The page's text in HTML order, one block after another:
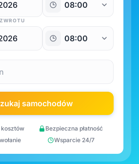
samochodów
Bezpieczna płatność
Wsparcie 24/7